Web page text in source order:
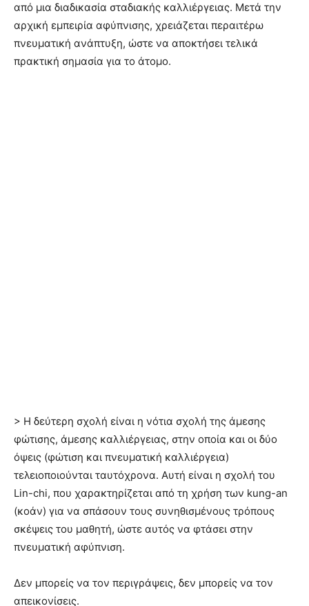
από μια διαδικασία σταδιακής καλλιέργειας. Μετά την
αρχική εμπειρία αφύπνισης, χρειάζεται περαιτέρω
πνευματική ανάπτυξη, ώστε να αποκτήσει τελικά
πρακτική σημασία για το άτομο.
> Η δεύτερη σχολή είναι η νότια σχολή της άμεσης
φώτισης, άμεσης καλλιέργειας, στην οποία και οι δύο
όψεις (φώτιση και πνευματική καλλιέργεια)
τελειοποιούνται ταυτόχρονα. Αυτή είναι η σχολή του
Lin-chi, που χαρακτηρίζεται από τη χρήση των kung-an
(κοάν) για να σπάσουν τους συνηθισμένους τρόπους
σκέψεις του μαθητή, ώστε αυτός να φτάσει στην
πνευματική αφύπνιση.
Δεν μπορείς να τον περιγράψεις, δεν μπορείς να τον
απεικονίσεις.